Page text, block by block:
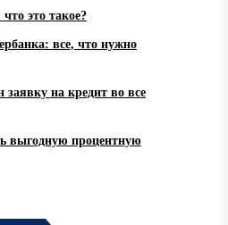
это такое?
все, что нужно
на кредит во все
выгодную процентную